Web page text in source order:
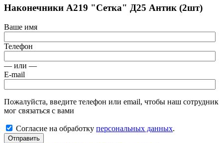
Наконечники А219 "Сетка" Д25 Антик (2шт)
Ваше имя
Телефон
— или —
E-mail
Пожалуйста, введите телефон или email, чтобы наш сотрудник
мог связаться с вами
Согласие на обработку персональных данных.
Отправить